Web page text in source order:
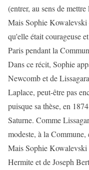
(entrer, au sens de
Mais Sophie Kowalevski
qu'elle était courageuse
Paris pendant la
Dans ce récit, Sophie
Newcomb et de
Laplace, peut-être pas
puisque sa thèse, en
Saturne. Comme
modeste, à la
Mais Sophie Kowalevski
Hermite et de Joseph